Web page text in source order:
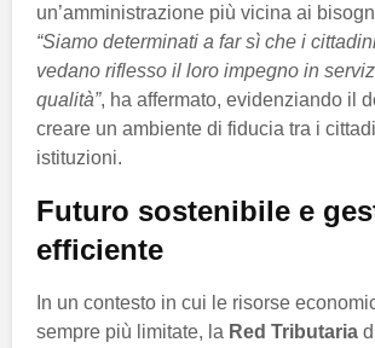
un’amministrazione più vicina ai
“Siamo determinati a far sì che i
vedano riflesso il loro impegno in
qualità”, ha affermato, evidenziando il
creare un ambiente di fiducia tra i
istituzioni.
Futuro sostenibile e
efficiente
In un contesto in cui le risorse
sempre più limitate, la Red Tributaria